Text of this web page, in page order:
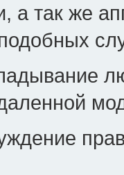
а так же